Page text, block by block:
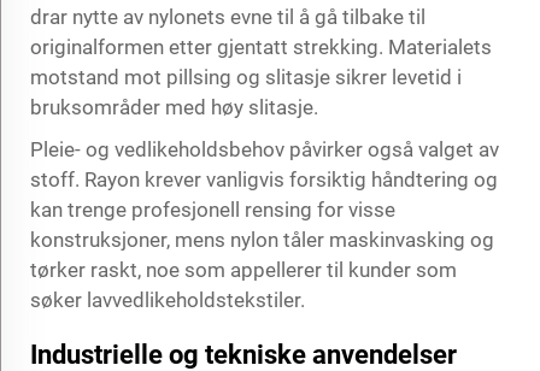
drar nytte av nylonets evne til å gå tilbake til
originalformen etter gjentatt strekking. Materialets
motstand mot pillsing og slitasje sikrer levetid i
bruksområder med høy slitasje.
Pleie- og vedlikeholdsbehov påvirker også valget av
stoff. Rayon krever vanligvis forsiktig håndtering og
kan trenge profesjonell rensing for visse
konstruksjoner, mens nylon tåler maskinvasking og
tørker raskt, noe som appellerer til kunder som
søker lavvedlikeholdstekstiler.
Industrielle og tekniske anvendelser